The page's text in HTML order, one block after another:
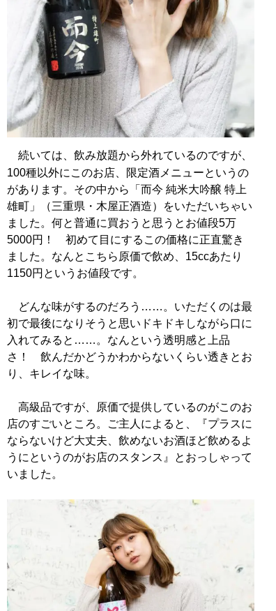
続いては、飲み放題から外れているのですが、
100種以外にこのお店、限定酒メニューというの
があります。その中から「而今 純米大吟醸 特上
雄町」（三重県・木屋正酒造）をいただいちゃい
ました。何と普通に買おうと思うとお値段5万
5000円！ 初めて目にするこの価格に正直驚き
ました。なんとこちら原価で飲め、15ccあたり
1150円というお値段です。
どんな味がするのだろう……。いただくのは最
初で最後になりそうと思いドキドキしながら口に
入れてみると……。なんという透明感と上品
さ！ 飲んだかどうかわからないくらい透きとお
り、キレイな味。
高級品ですが、原価で提供しているのがこのお
店のすごいところ。ご主人によると、『プラスに
ならないけど大丈夫、飲めないお酒ほど飲めるよ
うにというのがお店のスタンス』とおっしゃって
いました。